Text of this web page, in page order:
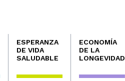
ESPERANZA
DE VIDA
SALUDABLE
ECONOMÍA
DE LA
LONGEVIDAD